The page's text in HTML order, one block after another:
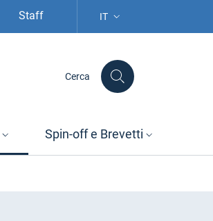
Staff
SELEZIONE LINGUA:
IT
Cerca
Spin-off e Brevetti